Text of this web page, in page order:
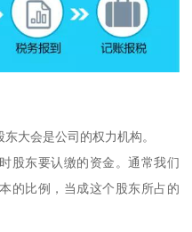
大会是公司的权力机构。
股东要认缴的资金。通常我们
的比例，当成这个股东所占的